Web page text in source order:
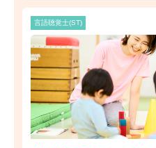
言語聴覚士(ST)